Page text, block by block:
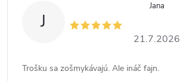
J
Jana
21.7.2026
Trošku sa zošmykávajú. Ale ináč fajn.